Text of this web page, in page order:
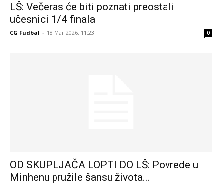
LŠ: Večeras će biti poznati preostali
učesnici 1/4 finala
CG Fudbal - 18 Mar 2026. 11:23 0
OD SKUPLJAČA LOPTI DO LŠ: Povrede u
Minhenu pružile šansu života...